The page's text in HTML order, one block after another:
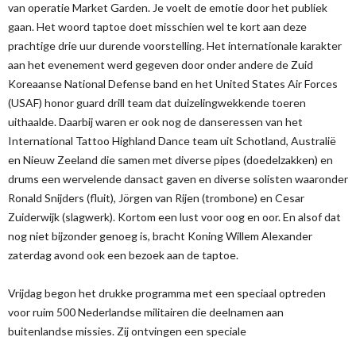
van operatie Market Garden. Je voelt de emotie door het publiek
gaan. Het woord taptoe doet misschien wel te kort aan deze
prachtige drie uur durende voorstelling. Het internationale karakter
aan het evenement werd gegeven door onder andere de Zuid
Koreaanse National Defense band en het United States Air Forces
(USAF) honor guard drill team dat duizelingwekkende toeren
uithaalde. Daarbij waren er ook nog de danseressen van het
International Tattoo Highland Dance team uit Schotland, Australië
en Nieuw Zeeland die samen met diverse pipes (doedelzakken) en
drums een wervelende dansact gaven en diverse solisten waaronder
Ronald Snijders (fluit), Jörgen van Rijen (trombone) en Cesar
Zuiderwijk (slagwerk). Kortom een lust voor oog en oor. En alsof dat
nog niet bijzonder genoeg is, bracht Koning Willem Alexander
zaterdag avond ook een bezoek aan de taptoe.
Vrijdag begon het drukke programma met een speciaal optreden
voor ruim 500 Nederlandse militairen die deelnamen aan
buitenlandse missies. Zij ontvingen een speciale